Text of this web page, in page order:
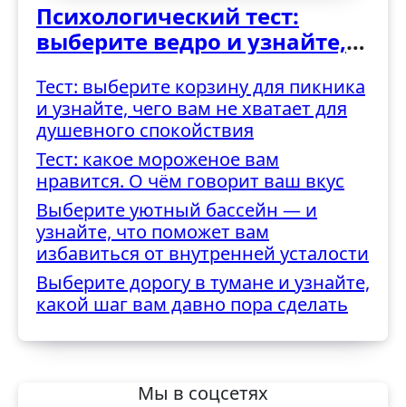
Психологический тест:
выберите ведро и узнайте,
трудностями
Тест: выберите корзину для пикника
и узнайте, чего вам не хватает для
душевного спокойствия
Тест: какое мороженое вам
нравится. О чём говорит ваш вкус
Выберите уютный бассейн — и
узнайте, что поможет вам
избавиться от внутренней усталости
Выберите дорогу в тумане и узнайте,
какой шаг вам давно пора сделать
Мы в соцсетях